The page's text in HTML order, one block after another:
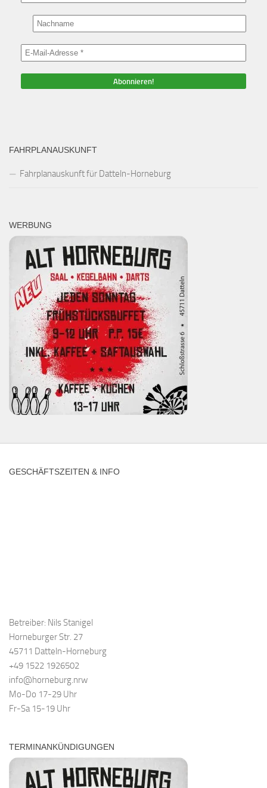
FAHRPLANAUSKUNFT
Fahrplanauskunft für Datteln-Horneburg
WERBUNG
GESCHÄFTSZEITEN & INFO
Betreiber: Nils Stanigel
Horneburger Str. 27
45711 Datteln-Horneburg
+49 1522 1926502
info@horneburg.nrw
Mo-Do 17-29 Uhr
Fr-Sa 15-19 Uhr
TERMINANKÜNDIGUNGEN